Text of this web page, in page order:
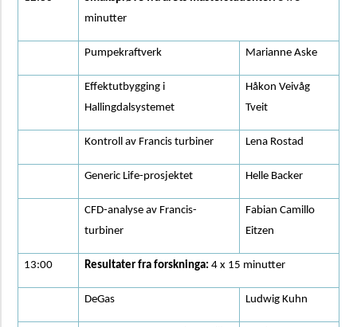
og
minutter
Pumpekraftverk Marianne Aske
Effektutbygging i
Hallingdalsystemet
Håkon Veivåg
Tveit
Kontroll av Francis turbiner Lena Rostad
Generic Life-prosjektet Helle Backer
CFD-analyse av Francis-
turbiner
Fabian Camillo
Eitzen
13:00 Resultater fra forskninga: 4 x 15 minutter
DeGas Ludwig Kuhn